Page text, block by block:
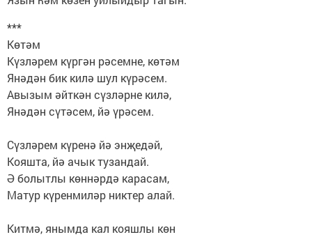
***
Көтәм
Күзләрем күргән рәсемне, көтәм
Янәдән бик килә шул күрәсем.
Авызым әйткән сүзләрне килә,
Янәдән сүтәсем, йә үрәсем.
Сүзләрем күренә йә энҗедәй,
Кояшта, йә ачык тузандай.
Ә болытлы көннәрдә карасам,
Матур күренмиләр никтер алай.
Китмә, янымда кал кояшлы көн